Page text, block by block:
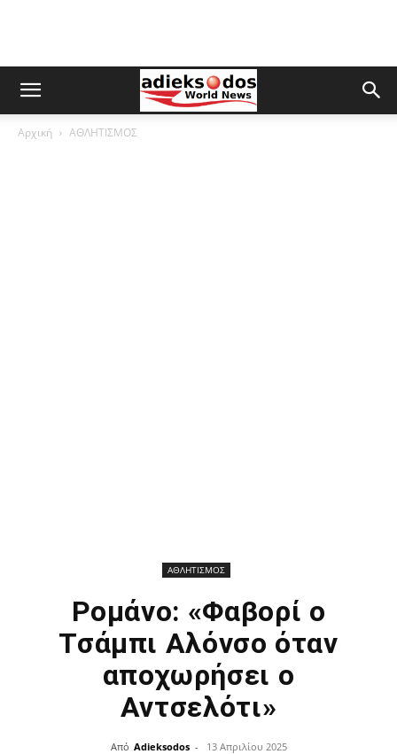
Αρχική ΑΘΛΗΤΙΣΜΟΣ
ΑΘΛΗΤΙΣΜΟΣ
Ρομάνο: «Φαβορί ο
Τσάμπι Αλόνσο όταν
αποχωρήσει ο
Αντσελότι»
Από Adieksodos - 13 Απριλίου 2025